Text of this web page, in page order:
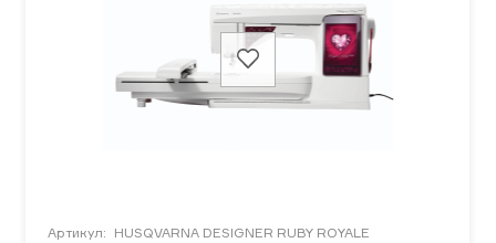
Артикул: HUSQVARNA DESIGNER RUBY ROYALE